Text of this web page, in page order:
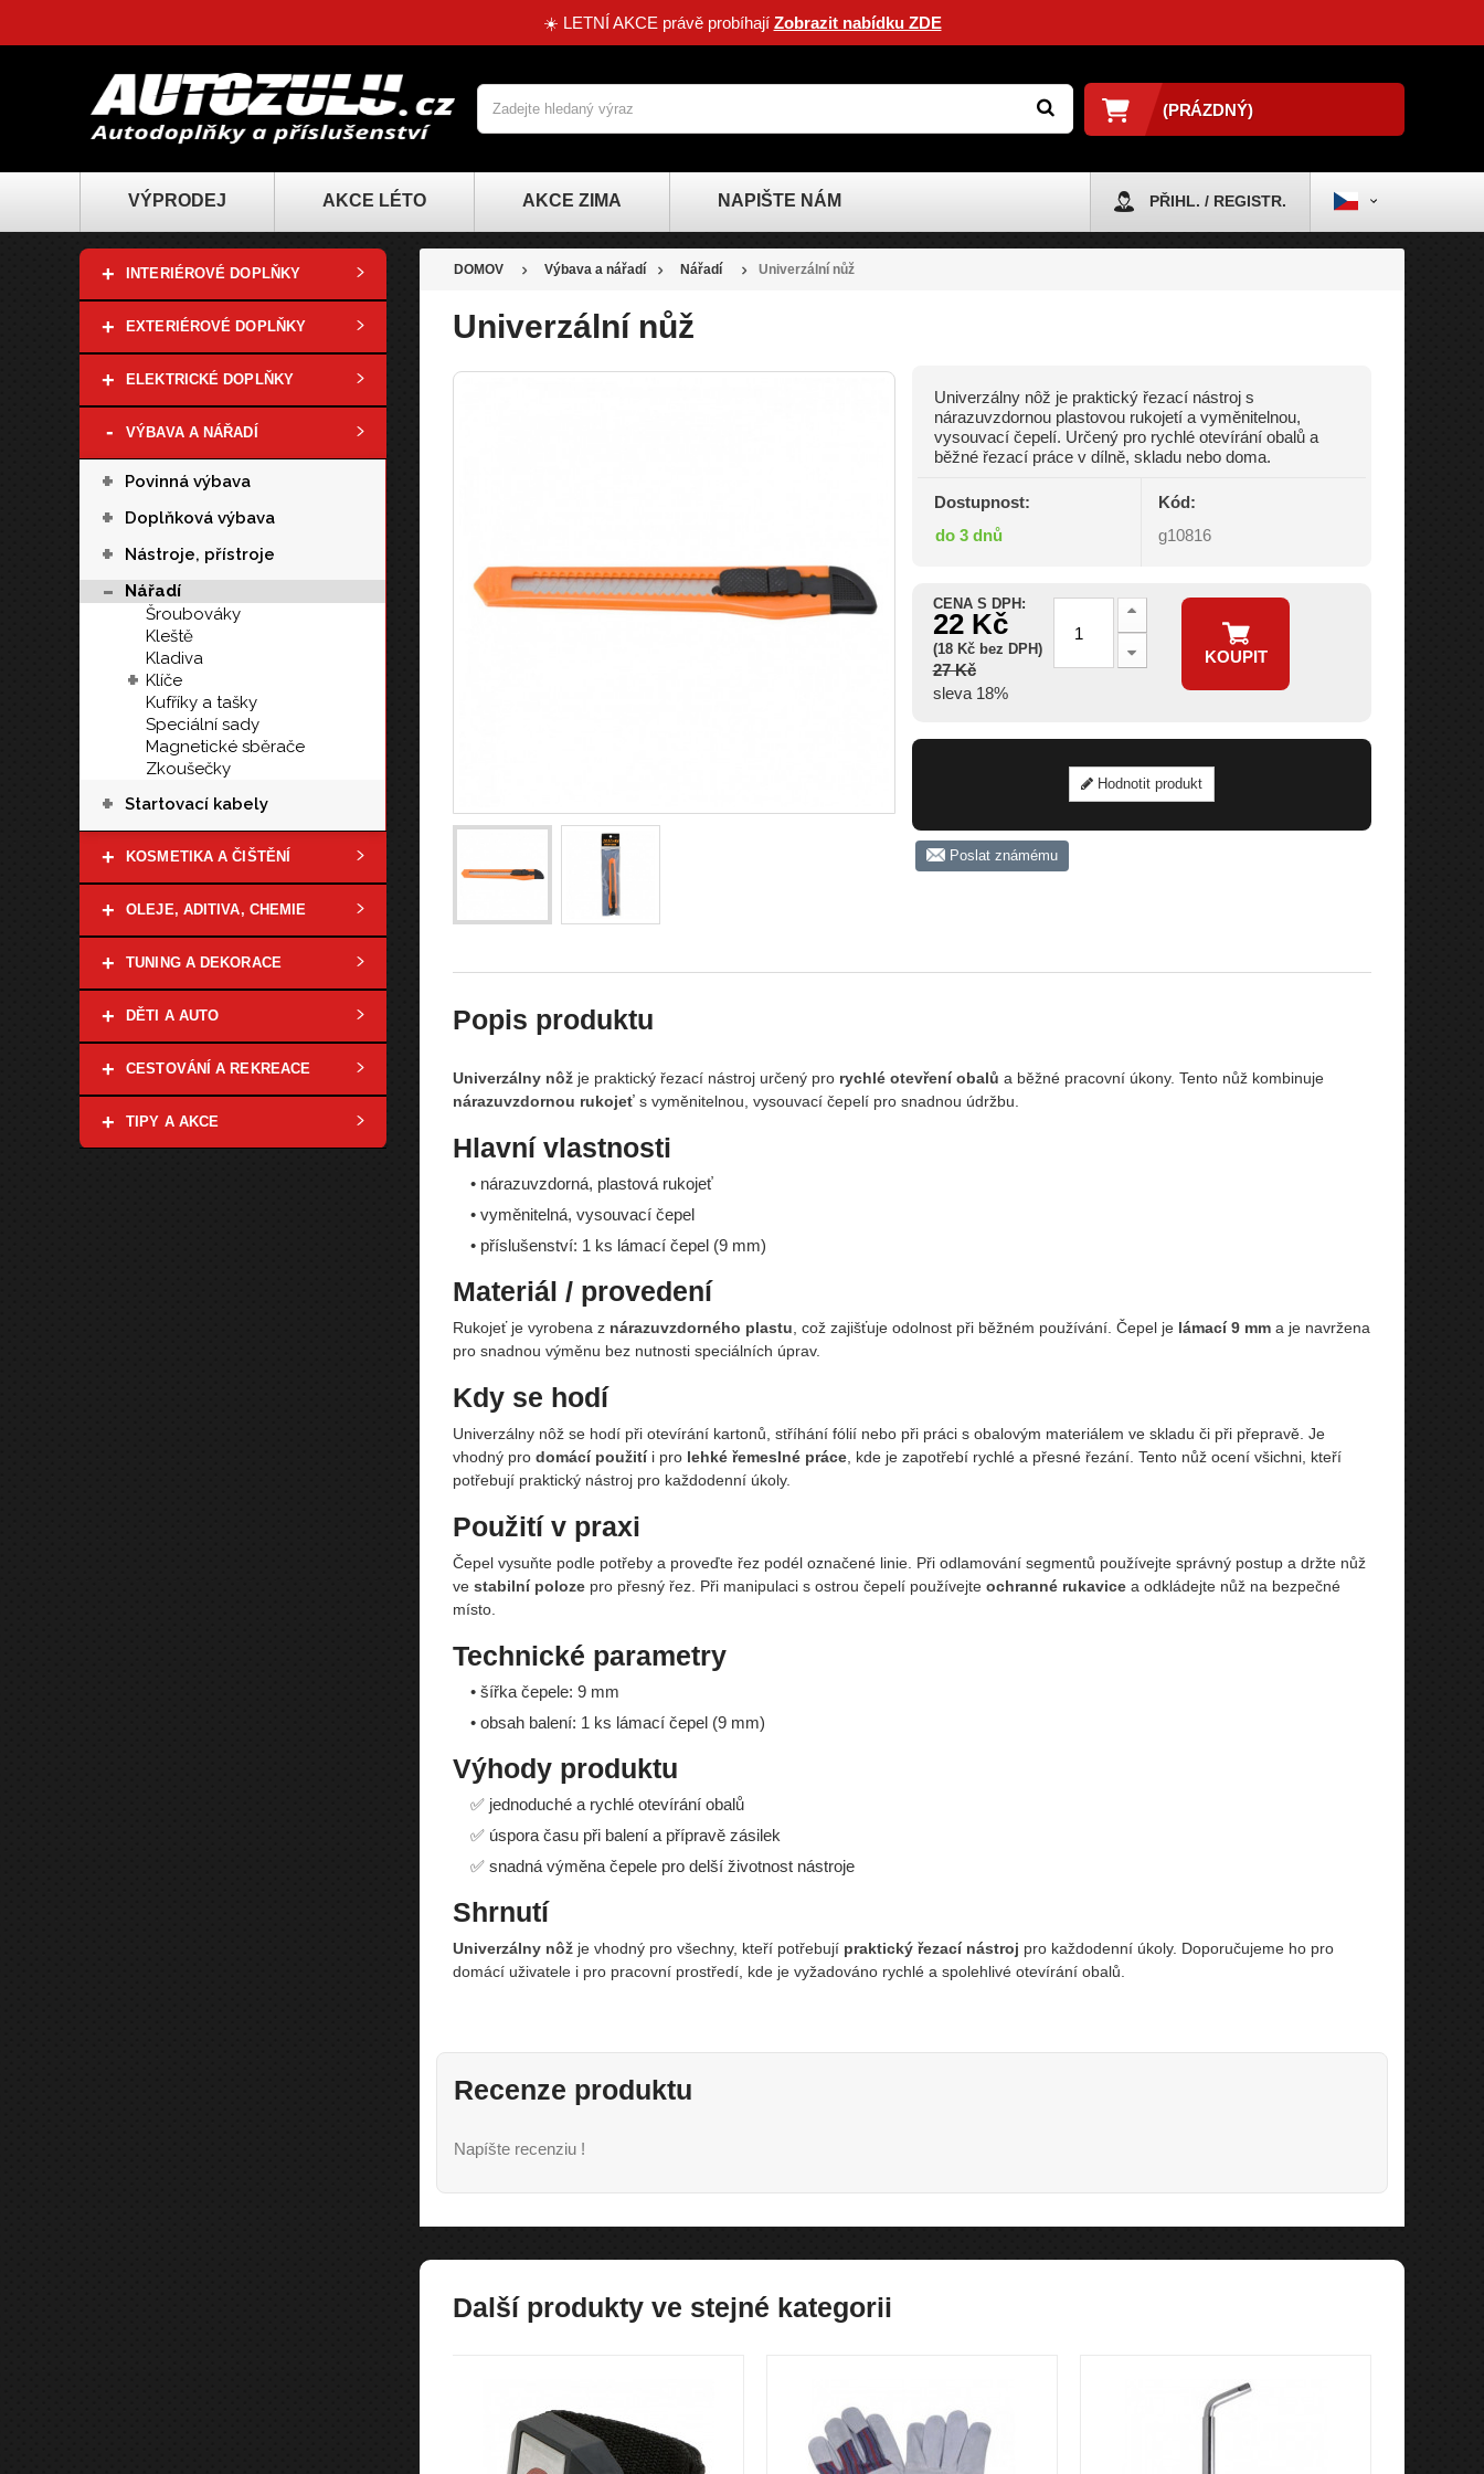
☀️ LETNÍ AKCE právě probíhají Zobrazit nabídku ZDE
(PRÁZDNÝ)
VÝPRODEJ AKCE LÉTO AKCE ZIMA NAPIŠTE NÁM PŘIHL. / REGISTR.
+ INTERIÉROVÉ DOPLŇKY
+ EXTERIÉROVÉ DOPLŇKY
+ ELEKTRICKÉ DOPLŇKY
- VÝBAVA A NÁŘADÍ
+ Povinná výbava
+ Doplňková výbava
+ Nástroje, přístroje
-
Nářadí
Šroubováky
Kleště
Kladiva
+ Klíče
Kufříky a tašky
Speciální sady
Magnetické sběrače
Zkoušečky
+ Startovací kabely
+ KOSMETIKA A ČIŠTĚNÍ
+ OLEJE, ADITIVA, CHEMIE
+ TUNING A DEKORACE
+ DĚTI A AUTO
+ CESTOVÁNÍ A REKREACE
+ TIPY A AKCE
DOMOV Výbava a nářadí Nářadí Univerzální nůž
Univerzální nůž
Univerzálny nôž je praktický řezací nástroj s
nárazuvzdornou plastovou rukojetí a vyměnitelnou,
vysouvací čepelí. Určený pro rychlé otevírání obalů a
běžné řezací práce v dílně, skladu nebo doma.
Dostupnost:
do 3 dnů
Kód:
g10816
CENA S DPH:
22 Kč
(18 Kč bez DPH)
27 Kč
sleva 18%
KOUPIT
Hodnotit produkt
Poslat známému
Popis produktu
Univerzálny nôžje praktický řezací nástroj určený pro rychlé otevření obalů a běžné pracovní úkony. Tento nůž kombinuje
nárazuvzdornou rukojeťs vyměnitelnou, vysouvací čepelí pro snadnou údržbu.
Hlavní vlastnosti
• nárazuvzdorná, plastová rukojeť
• vyměnitelná, vysouvací čepel
• příslušenství: 1 ks lámací čepel (9 mm)
Materiál / provedení
Rukojeť je vyrobena z nárazuvzdorného plastu, což zajišťuje odolnost při běžném používání. Čepel je lámací 9 mma je navržena
pro snadnou výměnu bez nutnosti speciálních úprav.
Kdy se hodí
Univerzálny nôž se hodí při otevírání kartonů, stříhání fólií nebo při práci s obalovým materiálem ve skladu či při přepravě. Je
vhodný pro domácí použitíi pro lehké řemeslné práce, kde je zapotřebí rychlé a přesné řezání. Tento nůž ocení všichni, kteří
potřebují praktický nástroj pro každodenní úkoly.
Použití v praxi
Čepel vysuňte podle potřeby a proveďte řez podél označené linie. Při odlamování segmentů používejte správný postup a držte nůž
ve stabilní polozepro přesný řez. Při manipulaci s ostrou čepelí používejte ochranné rukavicea odkládejte nůž na bezpečné
místo.
Technické parametry
• šířka čepele: 9 mm
• obsah balení: 1 ks lámací čepel (9 mm)
Výhody produktu
✅ jednoduché a rychlé otevírání obalů
✅ úspora času při balení a přípravě zásilek
✅ snadná výměna čepele pro delší životnost nástroje
Shrnutí
Univerzálny nôžje vhodný pro všechny, kteří potřebují praktický řezací nástroj pro každodenní úkoly. Doporučujeme ho pro
domácí uživatele i pro pracovní prostředí, kde je vyžadováno rychlé a spolehlivé otevírání obalů.
Recenze produktu
Napíšte recenziu !
Další produkty ve stejné kategorii